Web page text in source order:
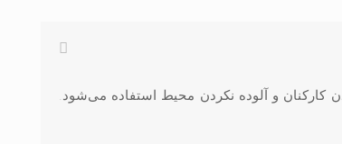
کارکنان و آلوده نکردن محیط استفاده می‌شود.